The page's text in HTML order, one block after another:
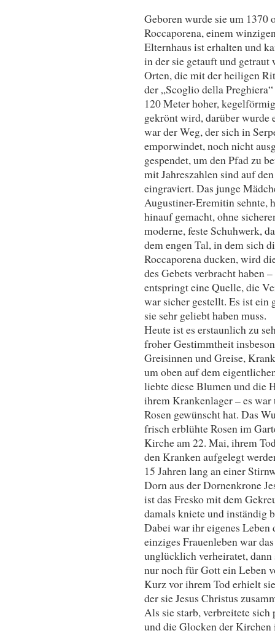
Geboren wurde sie um
Roccaporena, einem
Elternhaus ist erhalten und
in der sie getauft und
Orten, die mit der heiligen
der „Scoglio della
120 Meter hoher,
gekrönt wird, darüber wurde
war der Weg, der sich in
emporwindet, noch nicht
gespendet, um den Pfad zu
mit Jahreszahlen sind auf
eingraviert. Das junge
Augustiner-Eremitin sehnte,
hinauf gemacht, ohne
moderne, feste Schuhwerk,
dem engen Tal, in dem sich
Roccaporena ducken, wird
des Gebets verbracht haben
entspringt eine Quelle, die
war sicher gestellt. Es ist ein
sie sehr geliebt haben muss.
Heute ist es erstaunlich zu
froher Gestimmtheit
Greisinnen und Greise,
um oben auf dem
liebte diese Blumen und die
ihrem Krankenlager – es
Rosen gewünscht hat. Das
frisch erblühte Rosen im
Kirche am 22. Mai, ihrem
den Kranken aufgelegt
15 Jahren lang an einer
Dorn aus der Dornenkrone
ist das Fresko mit dem
damals kniete und inständig
Dabei war ihr eigenes
einziges Frauenleben war
unglücklich verheiratet,
nur noch für Gott ein Leben
Kurz vor ihrem Tod erhielt
der sie Jesus Christus
Als sie starb, verbreitete
und die Glocken der